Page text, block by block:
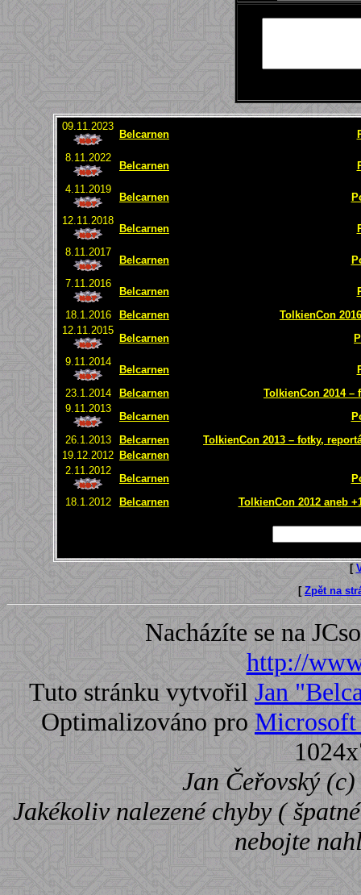
09.11.2023
Belcarnen
8.11.2022
Belcarnen
4.11.2019
Belcarnen
12.11.2018
Belcarnen
8.11.2017
Belcarnen
7.11.2016
Belcarnen
18.1.2016
Belcarnen
TolkienCon
12.11.2015
Belcarnen
9.11.2014
Belcarnen
23.1.2014
Belcarnen
TolkienCon 2014 –
9.11.2013
Belcarnen
26.1.2013
Belcarnen
TolkienCon 2013 – fotky,
19.12.2012 Belcarnen
2.11.2012
Belcarnen
18.1.2012
Belcarnen TolkienCon 2012 aneb
[
[ Zpět na
Nacházíte se na
http://
Tuto stránku vytvořil Jan
Optimalizováno pro
Jan Čeřovský
Jakékoliv nalezené chyby (
nebojte